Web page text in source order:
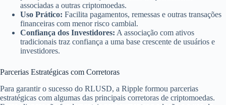
associadas a outras criptomoedas.
Uso Prático: Facilita pagamentos, remessas e outras transações
financeiras com menor risco cambial.
Confiança dos Investidores: A associação com ativos
tradicionais traz confiança a uma base crescente de usuários e
investidores.
Parcerias Estratégicas com Corretoras
Para garantir o sucesso do RLUSD, a Ripple formou parcerias
estratégicas com algumas das principais corretoras de criptomoedas.